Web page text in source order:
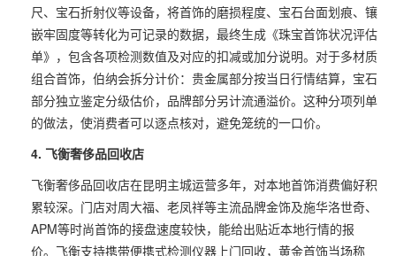
尺、宝石折射仪等设备，将首饰的磨损程度、宝石台面划痕、镶
嵌牢固度等转化为可记录的数据，最终生成《珠宝首饰状况评估
单》，包含各项检测数值及对应的扣减或加分说明。对于多材质
组合首饰，伯纳会拆分计价：贵金属部分按当日行情结算，宝石
部分独立鉴定分级估价，品牌部分另计流通溢价。这种分项列单
的做法，使消费者可以逐点核对，避免笼统的一口价。
4. 飞衡奢侈品回收店
飞衡奢侈品回收店在昆明主城运营多年，对本地首饰消费偏好积
累较深。门店对周大福、老凤祥等主流品牌金饰及施华洛世奇、
APM等时尚首饰的接盘速度较快，能给出贴近本地行情的报
价。飞衡支持携带便携式检测仪器上门回收，黄金首饰当场称